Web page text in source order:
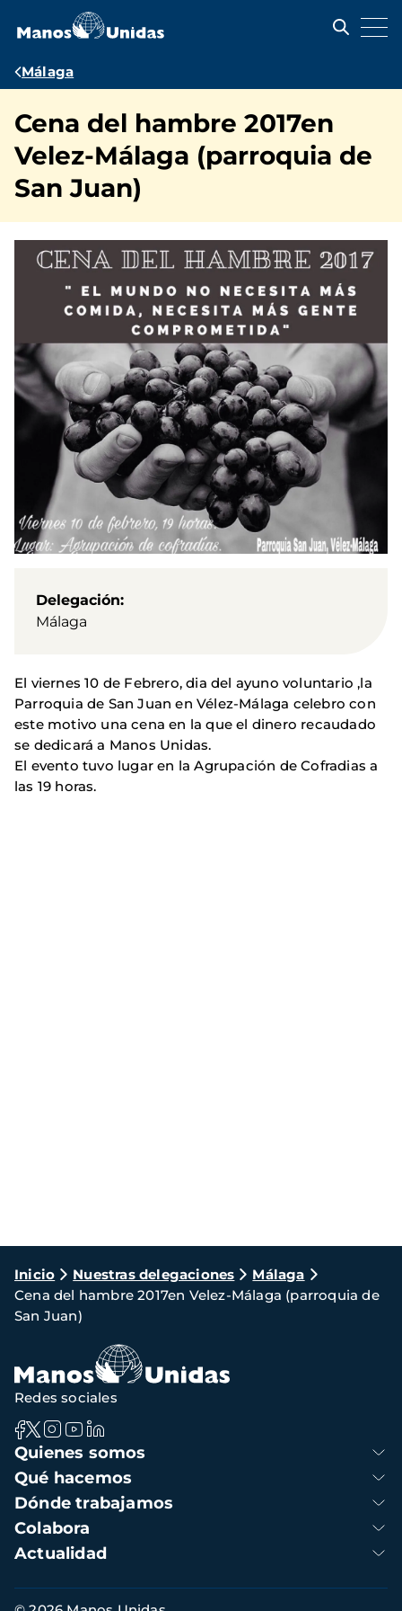
contenido
Ruta
navegación
Málaga
Cena del hambre 2017en
Velez-Málaga (parroquia de
San Juan)
Delegación
Málaga
El viernes 10 de Febrero, dia del ayuno voluntario ,la
Parroquia de San Juan en Vélez-Málaga celebro con
este motivo una cena en la que el dinero recaudado
se dedicará a Manos Unidas.
El evento tuvo lugar en la Agrupación de Cofradias a
las 19 horas.
Ruta
de
navegación
Inicio Nuestras delegaciones
Málaga
Cena del hambre 2017en Velez-Málaga (parroquia de
San Juan)
Navegación
principal
Quienes somos
Qué hacemos
Dónde trabajamos
Colabora
Actualidad
Redes sociales